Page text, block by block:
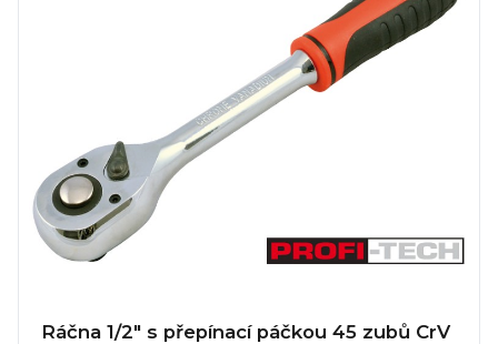
Ráčna 1/2" s přepínací páčkou 45 zubů CrV